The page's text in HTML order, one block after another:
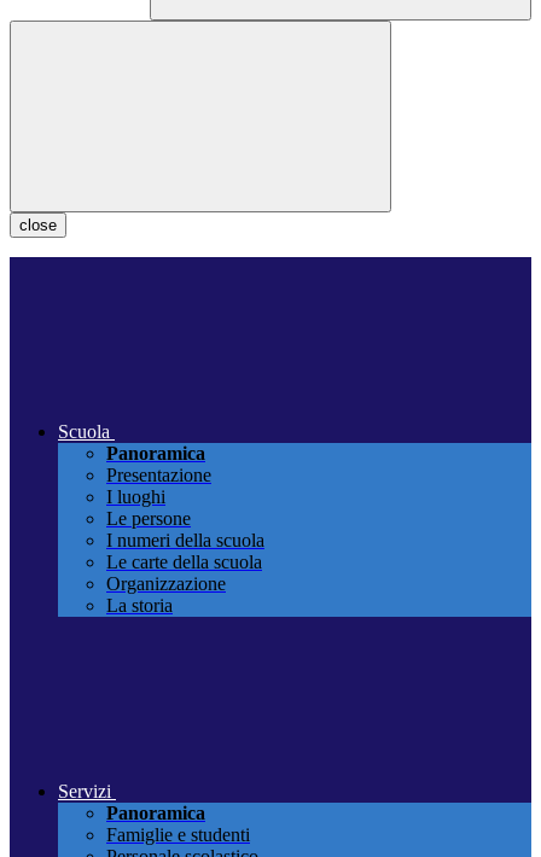
close
Scuola
Panoramica
Presentazione
I luoghi
Le persone
I numeri della scuola
Le carte della scuola
Organizzazione
La storia
Servizi
Panoramica
Famiglie e studenti